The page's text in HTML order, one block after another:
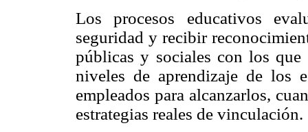
Los procesos educativos
seguridad y recibir
públicas y sociales con los
niveles de aprendizaje de los
empleados para alcanzarlos,
estrategias reales de vinculación.